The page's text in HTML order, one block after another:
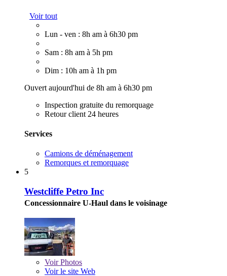
Voir tout
Lun - ven : 8h am à 6h30 pm
Sam : 8h am à 5h pm
Dim : 10h am à 1h pm
Ouvert aujourd'hui de 8h am à 6h30 pm
Inspection gratuite du remorquage
Retour client 24 heures
Services
Camions de déménagement
Remorques et remorquage
5
Westcliffe Petro Inc
Concessionnaire U-Haul dans le voisinage
VoirPhotos
Voir le site Web